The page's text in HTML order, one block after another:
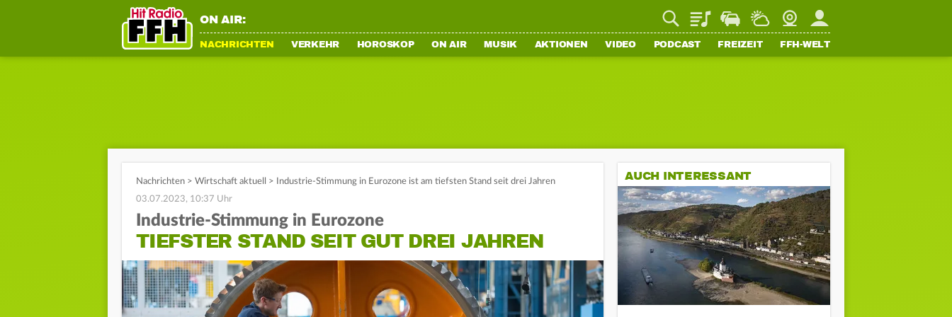
ON AIR: PlaylistStaupilotWetterWebcamMein FFH
NACHRICHTEN VERKEHR HOROSKOP ON AIR MUSIK AKTIONEN VIDEO PODCAST FREIZEIT FFH-WELT
Nachrichten > Wirtschaft aktuell >
Industrie-Stimmung in Eurozone ist am tiefsten Stand seit drei Jahren
03.07.2023, 10:37 Uhr
Industrie-Stimmung in Eurozone
TIEFSTER STAND SEIT GUT DREI JAHREN
AUCH INTERESSANT